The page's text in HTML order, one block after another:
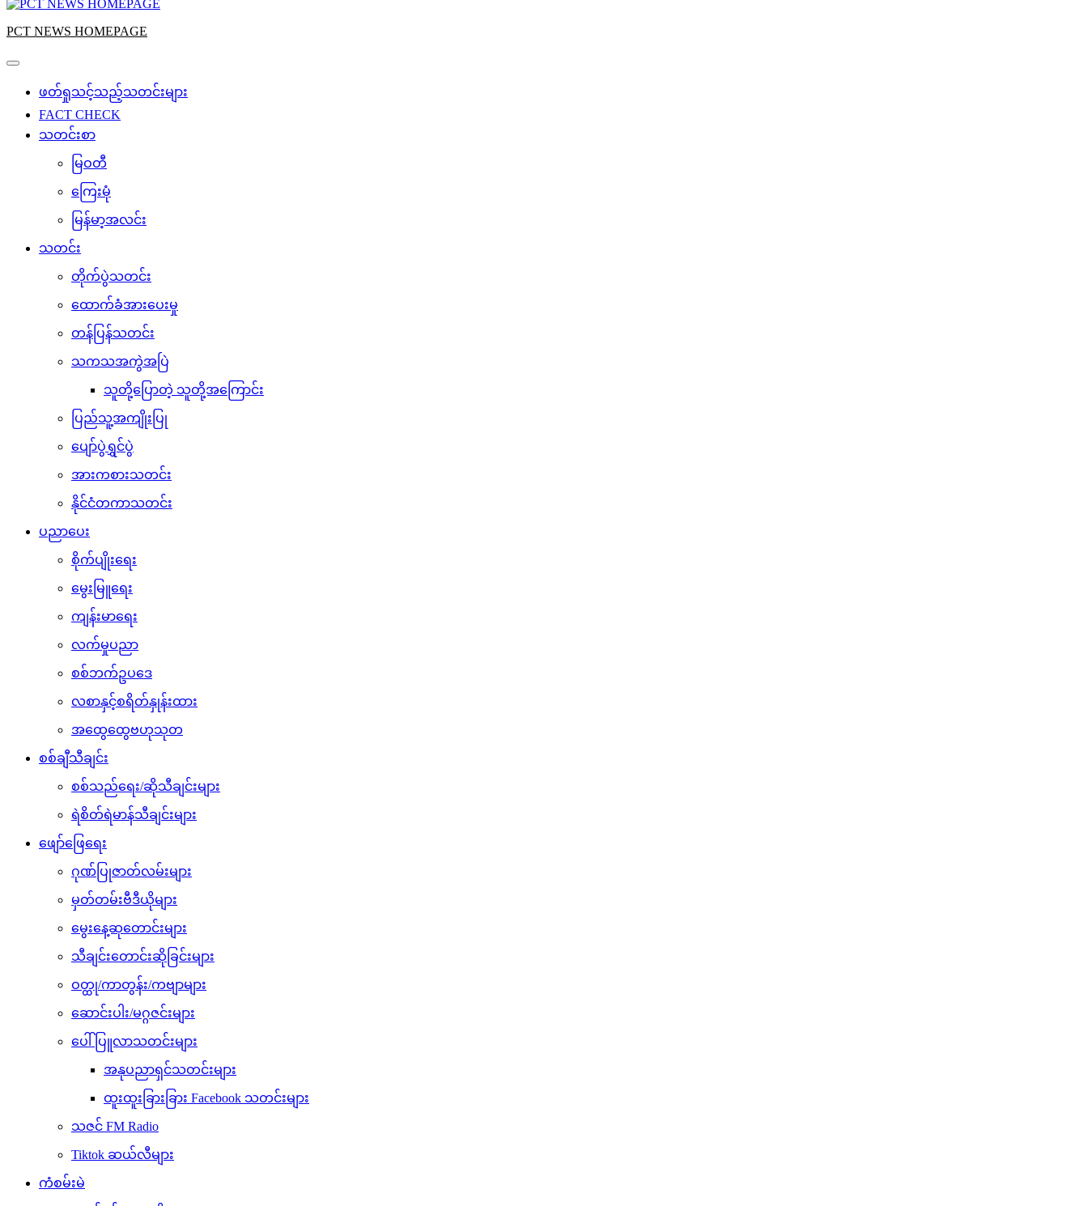
PCT NEWS HOMEPAGE
ဖတ်ရှုသင့်သည့်သတင်းများ
FACT CHECK
သတင်းစာ
မြဝတီ
ကြေးမုံ
မြန်မာ့အလင်း
သတင်း
တိုက်ပွဲသတင်း
ထောက်ခံအားပေးမှု
တန်ပြန်သတင်း
သကသအကွဲအပြဲ
သူတို့ပြောတဲ့ သူတို့အကြောင်း
ပြည်သူ့အကျိုးပြု
ပျော်ပွဲရွှင်ပွဲ
အားကစားသတင်း
နိုင်ငံတကာသတင်း
ပညာပေး
စိုက်ပျိုးရေး
မွေးမြူရေး
ကျန်းမာရေး
လက်မှုပညာ
စစ်ဘက်ဥပဒေ
လစာနှင့်စရိတ်နှုန်းထား
အထွေထွေဗဟုသုတ
စစ်ချီသီချင်း
စစ်သည်ရေး/ဆိုသီချင်းများ
ရဲစိတ်ရဲမာန်သီချင်းများ
ဖျော်ဖြေရေး
ဂုဏ်ပြုဇာတ်လမ်းများ
မှတ်တမ်းဗီဒီယိုများ
မွေးနေ့ဆုတောင်းများ
သီချင်းတောင်းဆိုခြင်းများ
ဝတ္ထု/ကာတွန်း/ကဗျာများ
ဆောင်းပါး/မဂ္ဂဇင်းများ
ပေါ်ပြူလာသတင်းများ
အနုပညာရှင်သတင်းများ
ထူးထူးခြားခြား Facebook သတင်းများ
သဇင် FM Radio
Tiktok ဆယ်လီများ
ကံစမ်းမဲ